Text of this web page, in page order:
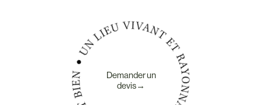
Demander un
devis→